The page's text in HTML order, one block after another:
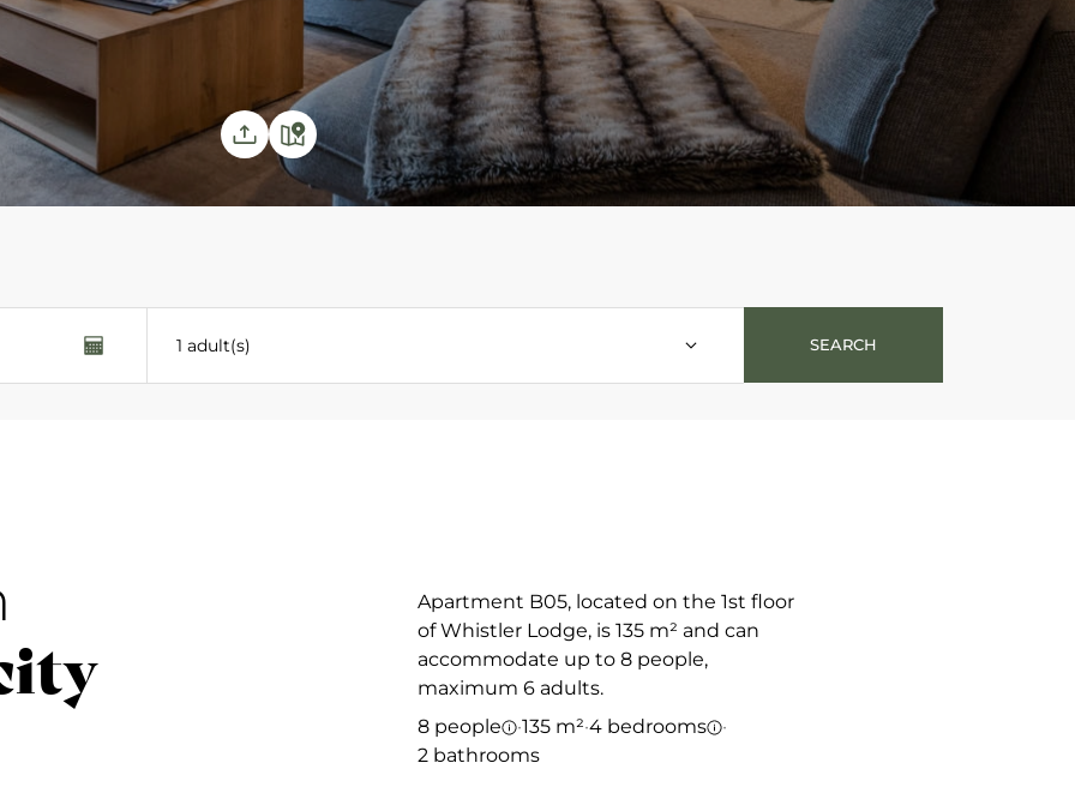
1 adult(s) SEARCH
Apartment B05, located on the 1st floor
of Whistler Lodge, is 135 m² and can
accommodate up to 8 people,
maximum 6 adults.
8 people
·135 m²·4 bedrooms
·
2 bathrooms